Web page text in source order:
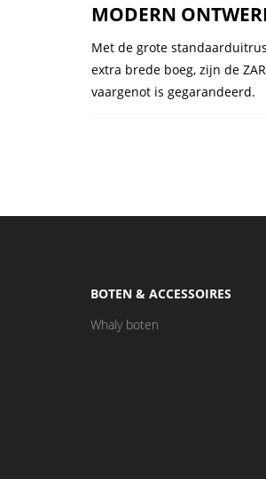
MODERN
Met de grote
extra brede boeg, zijn de
vaargenot is gegarandeerd.
BOTEN & ACCESSOIRES
Whaly boten